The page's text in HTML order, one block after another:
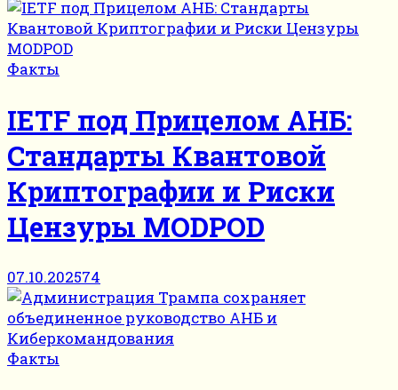
Факты
IETF под Прицелом АНБ:
Стандарты Квантовой
Криптографии и Риски
Цензуры MODPOD
07.10.202574
Факты